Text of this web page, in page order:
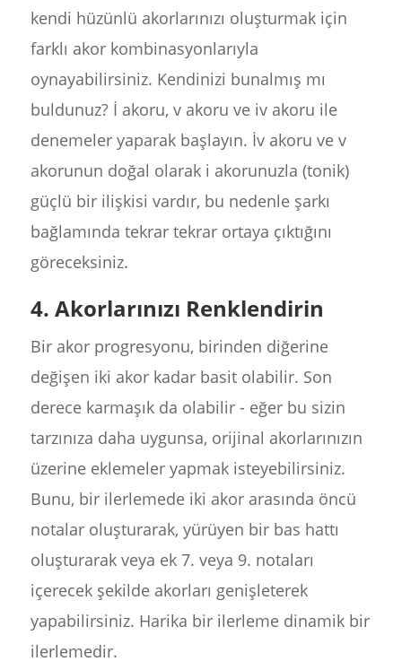
kendi hüzünlü akorlarınızı oluşturmak için
farklı akor kombinasyonlarıyla
oynayabilirsiniz. Kendinizi bunalmış mı
buldunuz? İ akoru, v akoru ve iv akoru ile
denemeler yaparak başlayın. İv akoru ve v
akorunun doğal olarak i akorunuzla (tonik)
güçlü bir ilişkisi vardır, bu nedenle şarkı
bağlamında tekrar tekrar ortaya çıktığını
göreceksiniz.
4. Akorlarınızı Renklendirin
Bir akor progresyonu, birinden diğerine
değişen iki akor kadar basit olabilir. Son
derece karmaşık da olabilir - eğer bu sizin
tarzınıza daha uygunsa, orijinal akorlarınızın
üzerine eklemeler yapmak isteyebilirsiniz.
Bunu, bir ilerlemede iki akor arasında öncü
notalar oluşturarak, yürüyen bir bas hattı
oluşturarak veya ek 7. veya 9. notaları
içerecek şekilde akorları genişleterek
yapabilirsiniz. Harika bir ilerleme dinamik bir
ilerlemedir.